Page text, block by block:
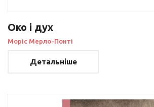
Око і дух
Моріс Мерло-Понті
Детальніше